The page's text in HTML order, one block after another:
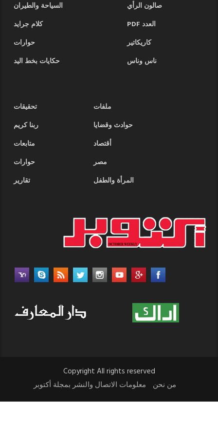
صالون الرأي
السياحة والطيران
العدد PDF
كلام جرايد
كاريكاتير
حوارات
ناس وناس
حكايات بخط اليد
ملفات
تحقيقات
حوادث وقضايا
ربنا كريم
أقتصاد
متابعات
مصر
حوارات
المرأة والطفل
تقارير
Copyright All rights reserved
من نحن
معلومات الاتصال والنشر بمجلة أكتوبر